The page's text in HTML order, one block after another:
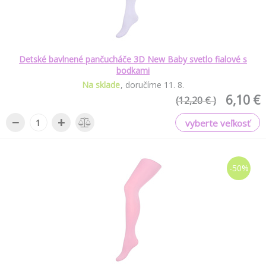
Detské bavlnené pančucháče 3D New Baby svetlo fialové s
bodkami
Na sklade doručíme 11 . 8.
6,10 €
(12,20 € )
− + vyberte veľkosť
-50%